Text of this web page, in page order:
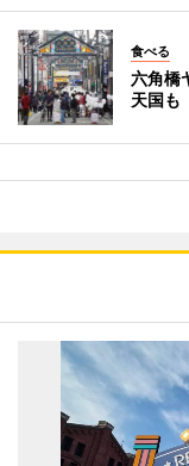
食べる
六角橋
天国も